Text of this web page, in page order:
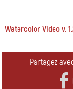
Watercolor Video v.
Partagez